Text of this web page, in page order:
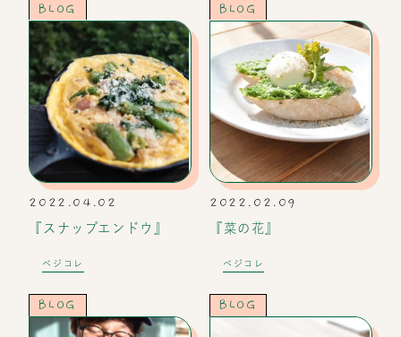
BLOG
2022.04.02
『スナップエンドウ』
ベジコレ
BLOG
2022.02.09
『菜の花』
ベジコレ
BLOG BLOG